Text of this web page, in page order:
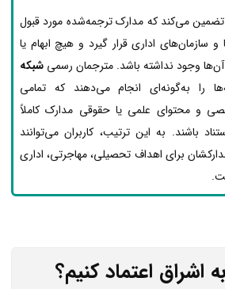
تضمین می‌کند که مدارک ترجمه‌شده مورد قبول
سازمان‌های اداری قرار گیرد و هیچ ابهام یا
وجود نداشته باشد. مترجمان رسمی شبکه
را به‌گونه‌ای انجام می‌دهند که تمامی
و محتوای علمی یا حقوقی مدارک کاملاً
باشند. به این ترتیب، کاربران می‌توانند
برای اهداف تحصیلی، مهاجرتی، اداری
اشراق اعتماد کنیم؟